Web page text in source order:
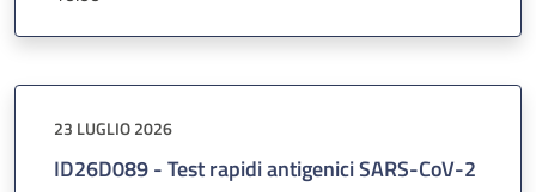
23 LUGLIO 2026
ID26D089 - Test rapidi antigenici SARS-CoV-2